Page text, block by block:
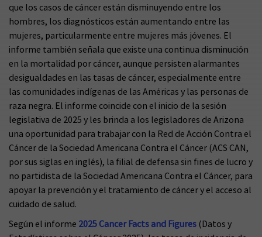
que los casos de cáncer están disminuyendo entre los
hombres, los diagnósticos están aumentando entre las
mujeres, particularmente entre mujeres más jóvenes. El
informe también señala que existe una continua disminución
en la mortalidad por cáncer, aunque persisten alarmantes
desigualdades en las tasas de cáncer, especialmente entre
las comunidades indígenas de las Américas y las personas de
raza negra. El informe coincide con el inicio de la sesión
legislativa de 2025 y les brinda a los legisladores de Arizona
una oportunidad para trabajar con la Red de Acción Contra el
Cáncer de la Sociedad Americana Contra el Cáncer (ACS CAN,
por sus siglas en inglés), la filial de defensa sin fines de lucro y
no partidista de la Sociedad Americana Contra el Cáncer, para
apoyar la prevención y el tratamiento de cáncer y el acceso al
cuidado de salud.
Según el informe 2025 Cancer Facts and Figures (Datos y